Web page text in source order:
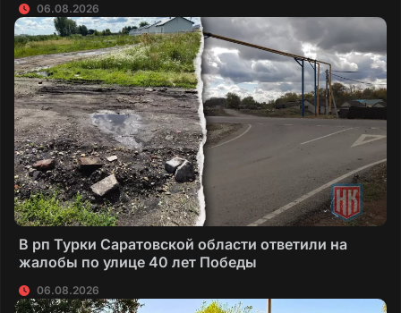
06.08.2026
В рп Турки Саратовской области ответили на
жалобы по улице 40 лет Победы
06.08.2026